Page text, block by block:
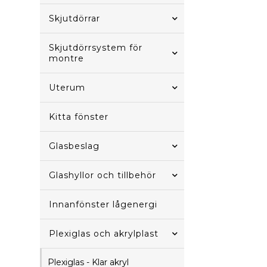
Skjutdörrar
Skjutdörrsystem för
montre
Uterum
Kitta fönster
Glasbeslag
Glashyllor och tillbehör
Innanfönster lågenergi
Plexiglas och akrylplast
Plexiglas - Klar akryl